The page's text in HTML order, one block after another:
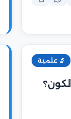
🔬 علمية